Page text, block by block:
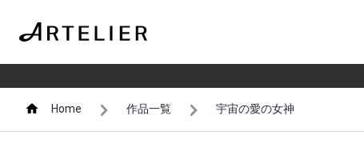
Home 作品一覧 宇宙の愛の女神